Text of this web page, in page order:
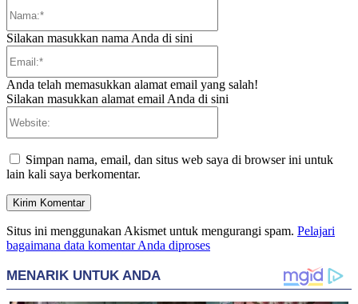
Silakan masukkan nama Anda di sini
Anda telah memasukkan alamat email yang salah!
Silakan masukkan alamat email Anda di sini
Simpan nama, email, dan situs web saya di browser ini untuk
lain kali saya berkomentar.
Situs ini menggunakan Akismet untuk mengurangi spam. Pelajari
bagaimana data komentar Anda diproses